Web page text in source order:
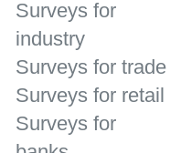
Surveys for
industry
Surveys for trade
Surveys for retail
Surveys for